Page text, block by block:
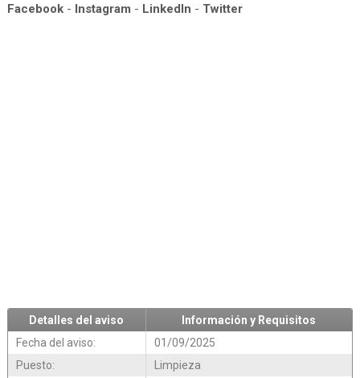
Facebook- Instagram - LinkedIn - Twitter
Detalles del aviso
Información y Requisitos
Fecha del aviso:
01/09/2025
Puesto:
Limpieza